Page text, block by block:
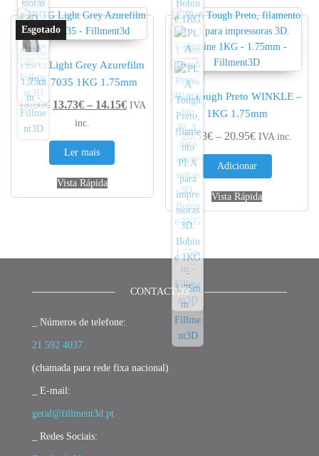
PETG Light Grey Azurefilm
RAL 7035 1KG 1.75mm
18.90€ 13.73€ – 14.15€Price range: 13.73€ through 14.15€
IVA
inc.
Ler mais
Vista Rápida
PLA Tough Preto WINKLE –
1KG 1.75mm
20.53€ – 20.95€Price range:
IVA inc.
Adicionar
Vista Rápida
CONTACTOS
_ Números de telefone:
21 592 4037
(chamada para rede fixa nacional)
_ E-mail:
geral@fillment3d.pt
_ Redes Sociais: